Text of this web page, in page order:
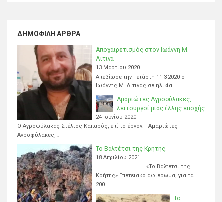
ΔΗΜΟΦΙΛΉ ΆΡΘΡΑ
Αποχαιρετισμός στον Ιωάννη Μ.
Λίτινα
13 Μαρτίου 2020
Απεβίωσε την Τετάρτη 11-3-2020 ο
Ιωάννης Μ. Λίτινας σε ηλικία…
Αμαριώτες Αγροφύλακες,
λειτουργοί μιας άλλης εποχής
24 Ιουνίου 2020
Ο Αγροφύλακας Στέλιος Καπαρός, επί το έργον. Αμαριώτες
Αγροφύλακες,…
Το Βαλτέτσι της Κρήτης.
18 Απριλίου 2021
«Το Βαλτέτσι της
Κρήτης» Επετειακό αφιέρωμα, για τα
200…
Το